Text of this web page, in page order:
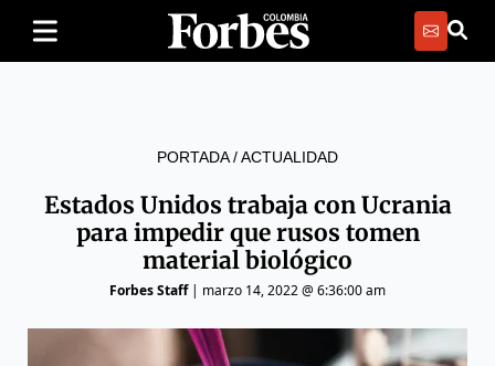
PORTADA/ACTUALIDAD
Estados Unidos trabaja con Ucrania
para impedir que rusos tomen
material biológico
Forbes Staff| marzo 14, 2022 @ 6:36:00 am